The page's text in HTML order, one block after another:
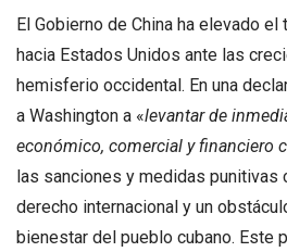
El Gobierno de China ha elevado
hacia Estados Unidos ante las
hemisferio occidental. En una
a Washington a «levantar de
económico, comercial y financiero
las sanciones y medidas punitivas
derecho internacional y un
bienestar del pueblo cubano. Este